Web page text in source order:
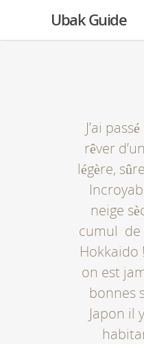
Ubak Guide
J’ai
rêver
légère,
neige
cumul de
Hokkaido
on est
bonnes
Japon il